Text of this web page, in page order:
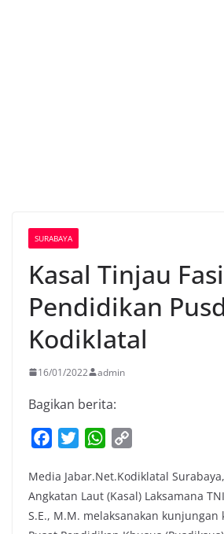
SURABAYA
Kasal Tinjau
Pendidikan
Kodiklatal
16/01/2022 admin
Bagikan berita:
c
e
b
i
t
t
W
a
t
s
p
y
L
Media Jabar.Net.Kodiklatal
Angkatan Laut (Kasal) Laksamana
S.E., M.M. melaksanakan kunjungan